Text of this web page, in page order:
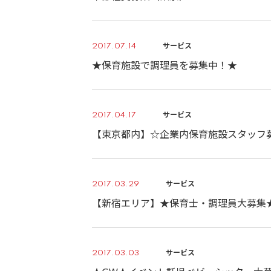
2017.07.14 サービス
★保育施設で調理員を募集中！★
2017.04.17 サービス
【東京都内】☆企業内保育施設スタッ
2017.03.29 サービス
【新宿エリア】★保育士・調理員大募
2017.03.03 サービス